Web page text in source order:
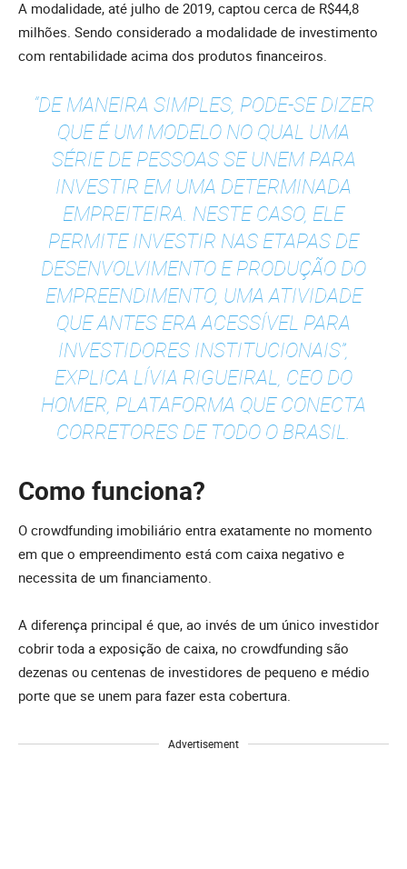
A modalidade, até julho de 2019, captou cerca de R$44,8
milhões. Sendo considerado a modalidade de investimento
com rentabilidade acima dos produtos financeiros.
“DE MANEIRA SIMPLES, PODE-SE DIZER
QUE É UM MODELO NO QUAL UMA
SÉRIE DE PESSOAS SE UNEM PARA
INVESTIR EM UMA DETERMINADA
EMPREITEIRA. NESTE CASO, ELE
PERMITE INVESTIR NAS ETAPAS DE
DESENVOLVIMENTO E PRODUÇÃO DO
EMPREENDIMENTO, UMA ATIVIDADE
QUE ANTES ERA ACESSÍVEL PARA
INVESTIDORES INSTITUCIONAIS”,
EXPLICA LÍVIA RIGUEIRAL, CEO DO
HOMER, PLATAFORMA QUE CONECTA
CORRETORES DE TODO O BRASIL.
Como funciona?
O crowdfunding imobiliário entra exatamente no momento
em que o empreendimento está com caixa negativo e
necessita de um financiamento.
A diferença principal é que, ao invés de um único investidor
cobrir toda a exposição de caixa, no crowdfunding são
dezenas ou centenas de investidores de pequeno e médio
porte que se unem para fazer esta cobertura.
Advertisement